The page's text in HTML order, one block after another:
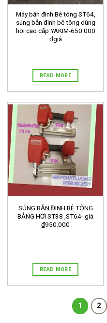
Máy bắn đinh Bê tông ST64,
súng bắn đinh bê tông dùng
hơi cao cấp YAKIM-650.000
₫giá
READ MORE
SÚNG BẮN ĐINH BÊ TÔNG
BẰNG HƠI ST38 ,ST64- giá
₫950.000
READ MORE
1 2